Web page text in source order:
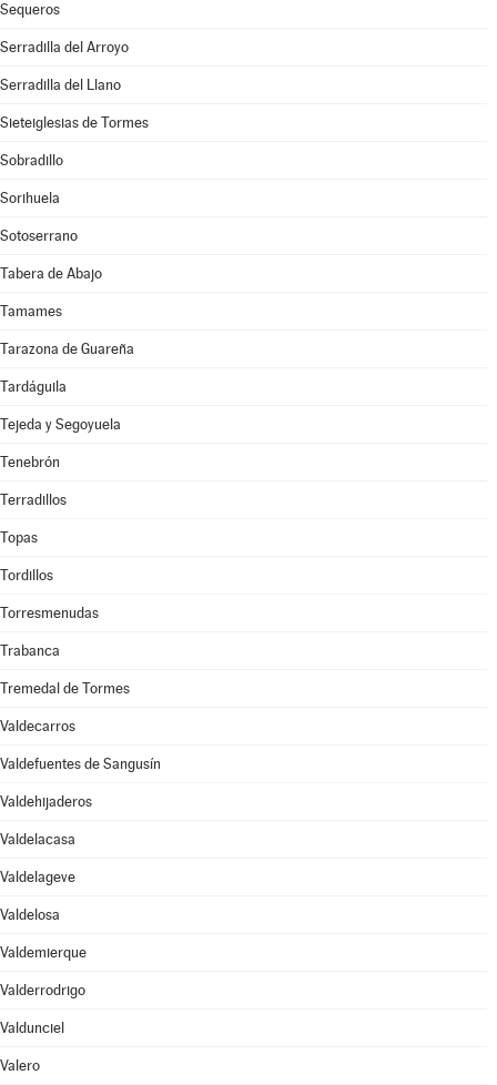
Sequeros
Serradilla del Arroyo
Serradilla del Llano
Sieteiglesias de Tormes
Sobradillo
Sorihuela
Sotoserrano
Tabera de Abajo
Tamames
Tarazona de Guareña
Tardáguila
Tejeda y Segoyuela
Tenebrón
Terradillos
Topas
Tordillos
Torresmenudas
Trabanca
Tremedal de Tormes
Valdecarros
Valdefuentes de Sangusín
Valdehijaderos
Valdelacasa
Valdelageve
Valdelosa
Valdemierque
Valderrodrigo
Valdunciel
Valero